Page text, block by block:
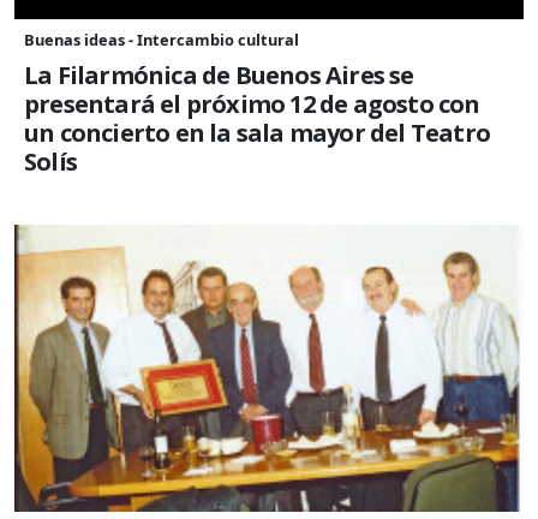
Buenas ideas - Intercambio cultural
La Filarmónica de Buenos Aires se
presentará el próximo 12 de agosto con
un concierto en la sala mayor del Teatro
Solís